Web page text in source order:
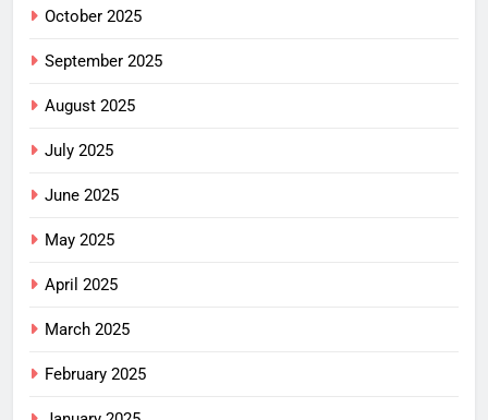
October 2025
September 2025
August 2025
July 2025
June 2025
May 2025
April 2025
March 2025
February 2025